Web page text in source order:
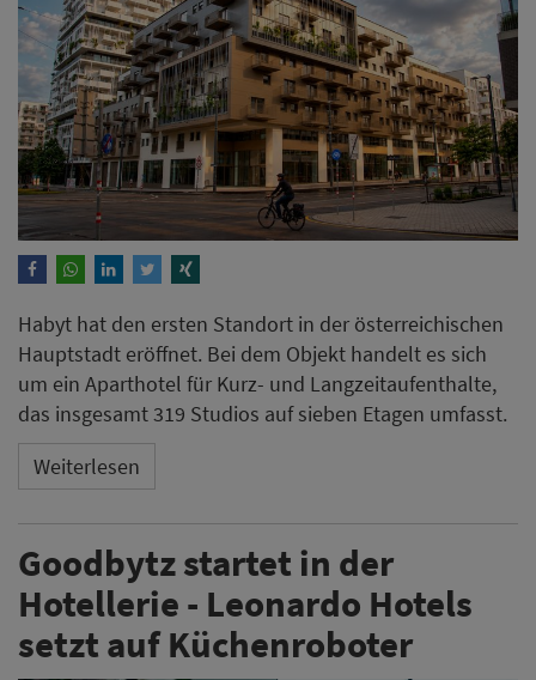
Habyt hat den ersten Standort in der österreichischen
Hauptstadt eröffnet. Bei dem Objekt handelt es sich
um ein Aparthotel für Kurz- und Langzeitaufenthalte,
das insgesamt 319 Studios auf sieben Etagen umfasst.
Weiterlesen
Goodbytz startet in der
Hotellerie - Leonardo Hotels
setzt auf Küchenroboter